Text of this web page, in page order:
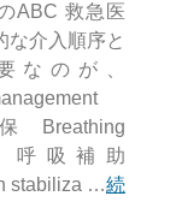
ABC 救急医
な介入順序と
なのが、
Breathing
呼吸補助
stabiliza …続